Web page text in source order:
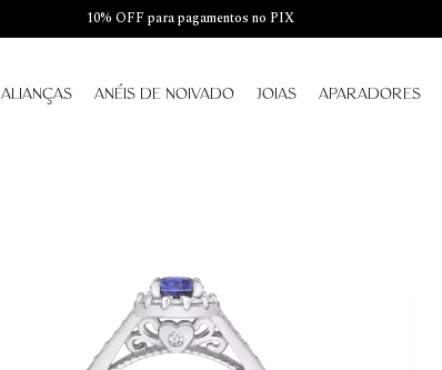
10% OFF para pagamentos no PIX
ALIANÇAS ANÉIS DE NOIVADO JOIAS APARADORES